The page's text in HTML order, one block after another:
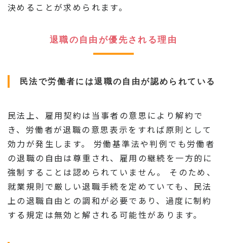
決めることが求められます。
退職の自由が優先される理由
民法で労働者には退職の自由が認められている
民法上、雇用契約は当事者の意思により解約で
き、労働者が退職の意思表示をすれば原則として
効力が発生します。 労働基準法や判例でも労働者
の退職の自由は尊重され、雇用の継続を一方的に
強制することは認められていません。 そのため、
就業規則で厳しい退職手続を定めていても、民法
上の退職自由との調和が必要であり、過度に制約
する規定は無効と解される可能性があります。